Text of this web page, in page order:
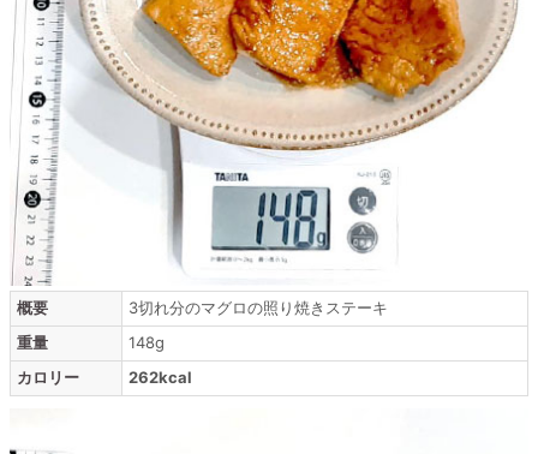
概要
3切れ分のマグロの照り焼きステーキ
重量
148g
カロリー
262kcal